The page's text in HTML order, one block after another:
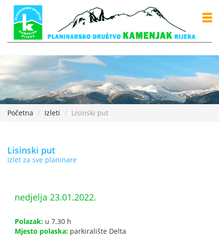
Početna Izleti Lisinski put
Lisinski put
Izlet za sve planinare
nedjelja 23.01.2022.
Polazak: u 7.30 h
Mjesto polaska: parkiralište Delta